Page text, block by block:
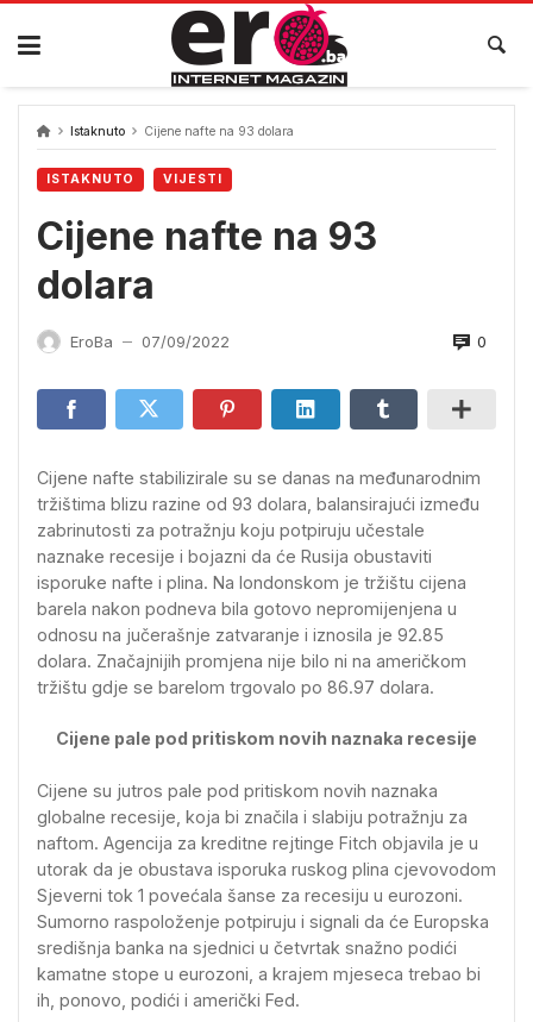
Skip
content
Istaknuto Cijene nafte na 93 dolara
ISTAKNUTO VIJESTI
Cijene nafte na 93
dolara
EroBa — 07/09/2022 0
Cijene nafte stabilizirale su se danas na međunarodnim
tržištima blizu razine od 93 dolara, balansirajući između
zabrinutosti za potražnju koju potpiruju učestale
naznake recesije i bojazni da će Rusija obustaviti
isporuke nafte i plina. Na londonskom je tržištu cijena
barela nakon podneva bila gotovo nepromijenjena u
odnosu na jučerašnje zatvaranje i iznosila je 92.85
dolara. Značajnijih promjena nije bilo ni na američkom
tržištu gdje se barelom trgovalo po 86.97 dolara.
Cijene pale pod pritiskom novih naznaka recesije
Cijene su jutros pale pod pritiskom novih naznaka
globalne recesije, koja bi značila i slabiju potražnju za
naftom. Agencija za kreditne rejtinge Fitch objavila je u
utorak da je obustava isporuka ruskog plina cjevovodom
Sjeverni tok 1 povećala šanse za recesiju u eurozoni.
Sumorno raspoloženje potpiruju i signali da će Europska
središnja banka na sjednici u četvrtak snažno podići
kamatne stope u eurozoni, a krajem mjeseca trebao bi
ih, ponovo, podići i američki Fed.